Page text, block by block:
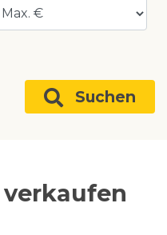
Suchen